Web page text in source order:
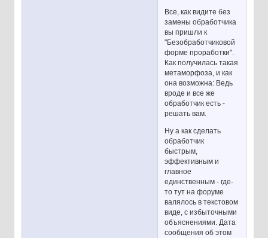
Все, как видите без
замены обработчика
вы пришли к
"Безобработчиковой
форме проработки".
Как получилась такая
метаморфоза, и как
она возможна: Ведь
вроде и все же
обработчик есть -
решать вам.
Ну а как сделать
обработчик
быстрым,
эффективным и
главное
единственным - где-
то тут на форуме
валялось в текстовом
виде, с избыточными
объяснениями. Дата
сообщения об этом